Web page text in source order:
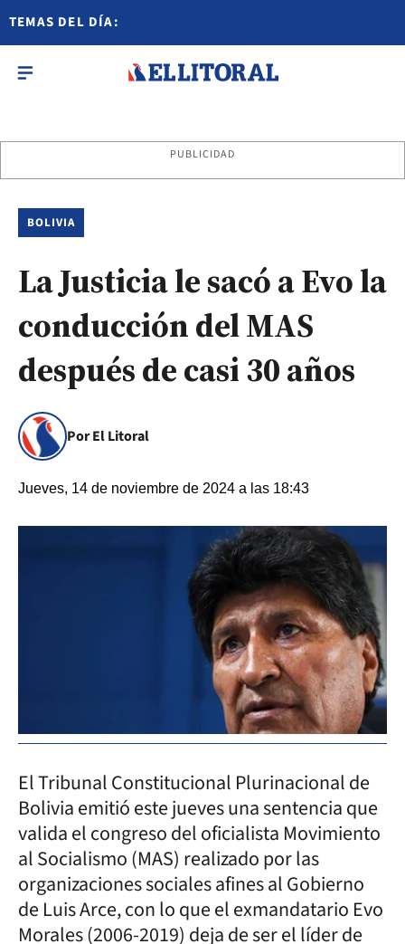
TEMAS DEL DÍA:
PUBLICIDAD
BOLIVIA
La Justicia le sacó a Evo la
conducción del MAS
después de casi 30 años
Por El Litoral
Jueves, 14 de noviembre de 2024 a las 18:43
El Tribunal Constitucional Plurinacional de
Bolivia emitió este jueves una sentencia que
valida el congreso del oficialista Movimiento
al Socialismo (MAS) realizado por las
organizaciones sociales afines al Gobierno
de Luis Arce, con lo que el exmandatario Evo
Morales (2006-2019) deja de ser el líder de